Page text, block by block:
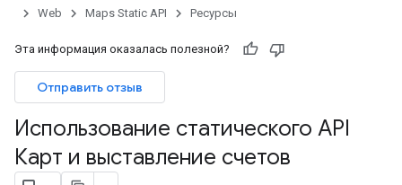
Web
Maps Static API Ресурсы
Эта информация оказалась полезной?
Отправить отзыв
Использование статического API
Карт и выставление счетов